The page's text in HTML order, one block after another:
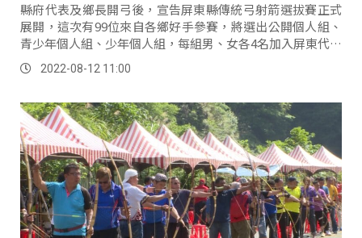
縣府代表及鄉長開弓後，宣告屏東縣傳統弓射箭選拔賽正式
展開，這次有99位來自各鄉好手參賽，將選出公開個人組、
青少年個人組、少年個人組，每組男、女各4名加入屏東代表
隊。2022-08-12 11:00